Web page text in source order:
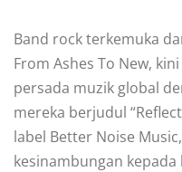
Band rock terkemuka
From Ashes To New,
persada muzik global
mereka berjudul
label Better Noise
kesinambungan kepada